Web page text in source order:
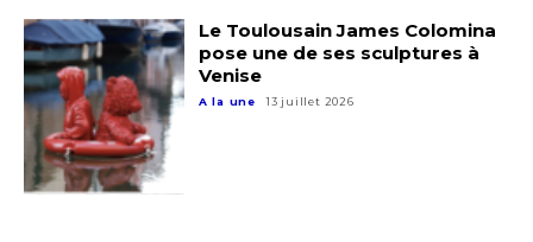
Adresse email*
Nom
Le Toulousain James Colomina
pose une de ses sculptures à
Venise
A la une 13 juillet 2026